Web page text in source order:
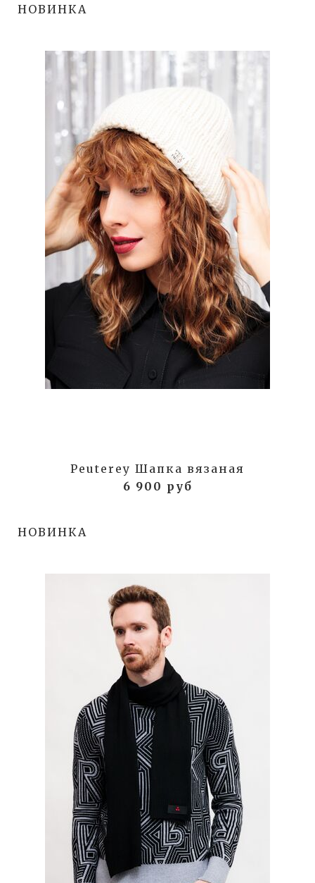
НОВИНКА
Peuterey Шапка вязаная
6 900 руб
НОВИНКА